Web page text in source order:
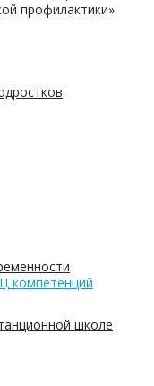
школе
профилактики»
компетенций